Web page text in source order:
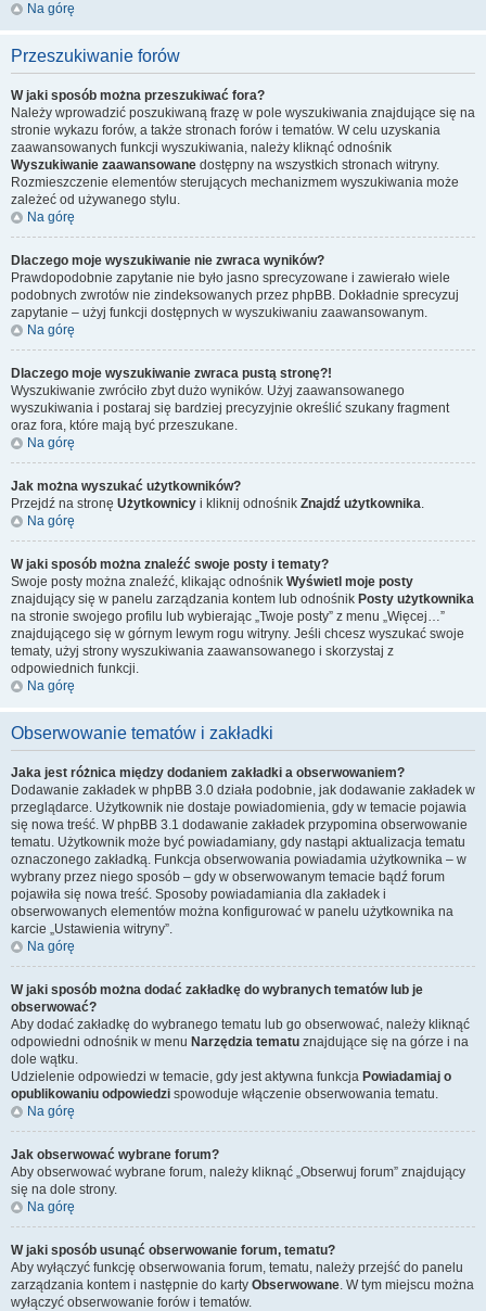
Na górę
Przeszukiwanie forów
W jaki sposób można przeszukiwać fora?
Należy wprowadzić poszukiwaną frazę w pole wyszukiwania znajdujące się na
stronie wykazu forów, a także stronach forów i tematów. W celu uzyskania
zaawansowanych funkcji wyszukiwania, należy kliknąć odnośnik
Wyszukiwanie zaawansowane dostępny na wszystkich stronach witryny.
Rozmieszczenie elementów sterujących mechanizmem wyszukiwania może
zależeć od używanego stylu.
Na górę
Dlaczego moje wyszukiwanie nie zwraca wyników?
Prawdopodobnie zapytanie nie było jasno sprecyzowane i zawierało wiele
podobnych zwrotów nie zindeksowanych przez phpBB. Dokładnie sprecyzuj
zapytanie – użyj funkcji dostępnych w wyszukiwaniu zaawansowanym.
Na górę
Dlaczego moje wyszukiwanie zwraca pustą stronę?!
Wyszukiwanie zwróciło zbyt dużo wyników. Użyj zaawansowanego
wyszukiwania i postaraj się bardziej precyzyjnie określić szukany fragment
oraz fora, które mają być przeszukane.
Na górę
Jak można wyszukać użytkowników?
Przejdź na stronę Użytkownicy i kliknij odnośnik Znajdź użytkownika.
Na górę
W jaki sposób można znaleźć swoje posty i tematy?
Swoje posty można znaleźć, klikając odnośnik Wyświetl moje posty
znajdujący się w panelu zarządzania kontem lub odnośnik Posty użytkownika
na stronie swojego profilu lub wybierając „Twoje posty” z menu „Więcej…”
znajdującego się w górnym lewym rogu witryny. Jeśli chcesz wyszukać swoje
tematy, użyj strony wyszukiwania zaawansowanego i skorzystaj z
odpowiednich funkcji.
Na górę
Obserwowanie tematów i zakładki
Jaka jest różnica między dodaniem zakładki a obserwowaniem?
Dodawanie zakładek w phpBB 3.0 działa podobnie, jak dodawanie zakładek w
przeglądarce. Użytkownik nie dostaje powiadomienia, gdy w temacie pojawia
się nowa treść. W phpBB 3.1 dodawanie zakładek przypomina obserwowanie
tematu. Użytkownik może być powiadamiany, gdy nastąpi aktualizacja tematu
oznaczonego zakładką. Funkcja obserwowania powiadamia użytkownika – w
wybrany przez niego sposób – gdy w obserwowanym temacie bądź forum
pojawiła się nowa treść. Sposoby powiadamiania dla zakładek i
obserwowanych elementów można konfigurować w panelu użytkownika na
karcie „Ustawienia witryny”.
Na górę
W jaki sposób można dodać zakładkę do wybranych tematów lub je
obserwować?
Aby dodać zakładkę do wybranego tematu lub go obserwować, należy kliknąć
odpowiedni odnośnik w menu Narzędzia tematu znajdujące się na górze i na
dole wątku.
Udzielenie odpowiedzi w temacie, gdy jest aktywna funkcja Powiadamiaj o
opublikowaniu odpowiedzi spowoduje włączenie obserwowania tematu.
Na górę
Jak obserwować wybrane forum?
Aby obserwować wybrane forum, należy kliknąć „Obserwuj forum” znajdujący
się na dole strony.
Na górę
W jaki sposób usunąć obserwowanie forum, tematu?
Aby wyłączyć funkcję obserwowania forum, tematu, należy przejść do panelu
zarządzania kontem i następnie do karty Obserwowane. W tym miejscu można
wyłączyć obserwowanie forów i tematów.